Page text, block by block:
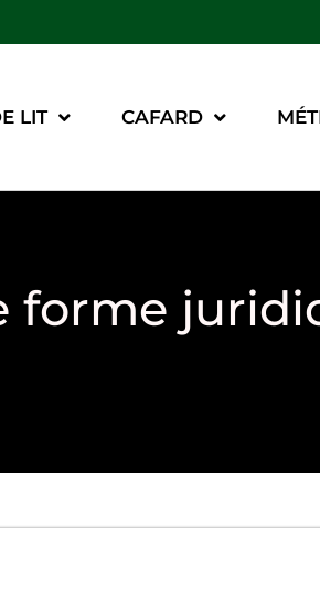
LIT CAFARD
forme